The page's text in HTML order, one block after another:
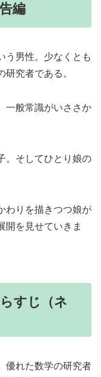
編
う男性。少なくとも
究者である。
一般常識がいささか
。そしてひとり娘の
わりを描きつつ娘が
開を見せていきま
すじ（ネ
優れた数学の研究者